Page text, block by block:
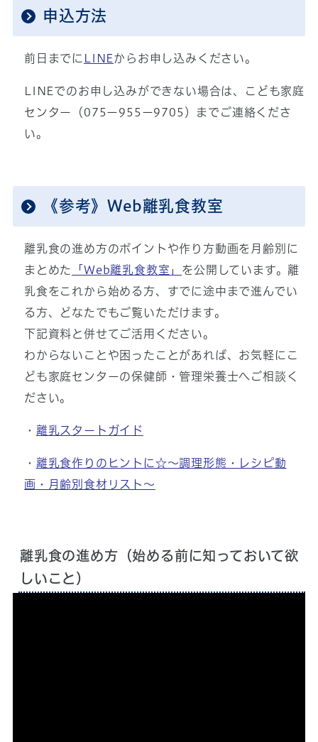
申込方法
前日までに LINEからお申し込みください。
LINEでのお申し込みができない場合は、こども家庭
センター（075ー955ー9705）までご連絡くださ
い。
《参考》Web離乳食教室
離乳食の進め方のポイントや作り方動画を月齢別に
まとめた
「Web離乳食教室」 を公開しています。離
乳食をこれから始める方、すでに途中まで進んでい
る方、どなたでもご覧いただけます。
下記資料と併せてご活用ください。
わからないことや困ったことがあれば、お気軽にこ
ども家庭センターの保健師・管理栄養士へご相談く
ださい。
・ 離乳スタートガイド
・ 離乳食作りのヒントに☆～調理形態・レシピ動
画・月齢別食材リスト～
離乳食の進め方（始める前に知っておいて欲
しいこと）